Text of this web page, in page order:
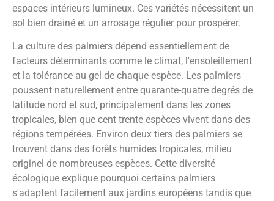
espaces intérieurs lumineux. Ces variétés nécessitent un
sol bien drainé et un arrosage régulier pour prospérer.
La culture des palmiers dépend essentiellement de
facteurs déterminants comme le climat, l'ensoleillement
et la tolérance au gel de chaque espèce. Les palmiers
poussent naturellement entre quarante-quatre degrés de
latitude nord et sud, principalement dans les zones
tropicales, bien que cent trente espèces vivent dans des
régions tempérées. Environ deux tiers des palmiers se
trouvent dans des forêts humides tropicales, milieu
originel de nombreuses espèces. Cette diversité
écologique explique pourquoi certains palmiers
s'adaptent facilement aux jardins européens tandis que